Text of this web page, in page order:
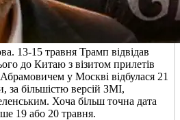
13-15 травня Трамп відвідав
до Китаю з візитом прилетів
у Москві відбулася 21
більшістю версій ЗМІ,
Хоча більш точна дата
19 або 20 травня.